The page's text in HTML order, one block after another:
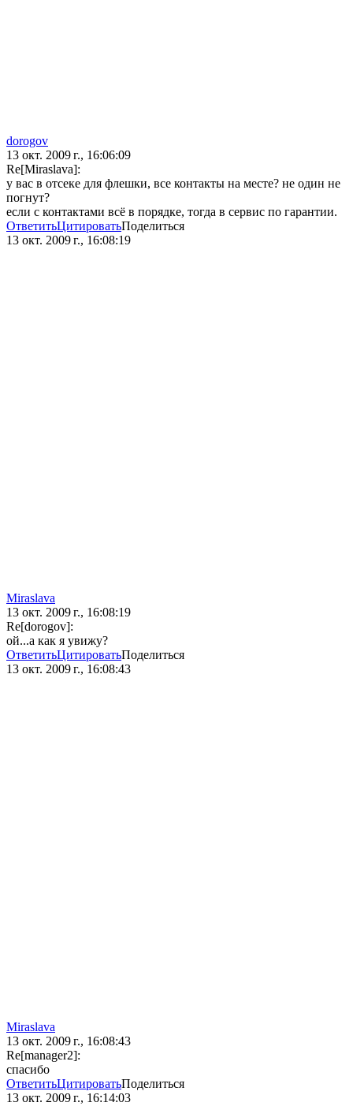
dorogov
13 окт. 2009 г., 16:06:09
Re[Miraslava]:
у вас в отсеке для флешки, все контакты на месте? не один не
погнут?
если с контактами всё в порядке, тогда в сервис по гарантии.
ОтветитьЦитироватьПоделиться
13 окт. 2009 г., 16:08:19
Miraslava
13 окт. 2009 г., 16:08:19
Re[dorogov]:
ой...а как я увижу?
ОтветитьЦитироватьПоделиться
13 окт. 2009 г., 16:08:43
Miraslava
13 окт. 2009 г., 16:08:43
Re[manager2]:
спасибо
ОтветитьЦитироватьПоделиться
13 окт. 2009 г., 16:14:03